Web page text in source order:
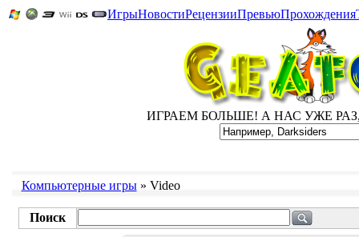
ИгрыНовостиРецензииПревьюПрохождения
ИГРАЕМ БОЛЬШЕ! А НАС УЖЕ РАЗ,
Компьютерные игры» Video
Поиск